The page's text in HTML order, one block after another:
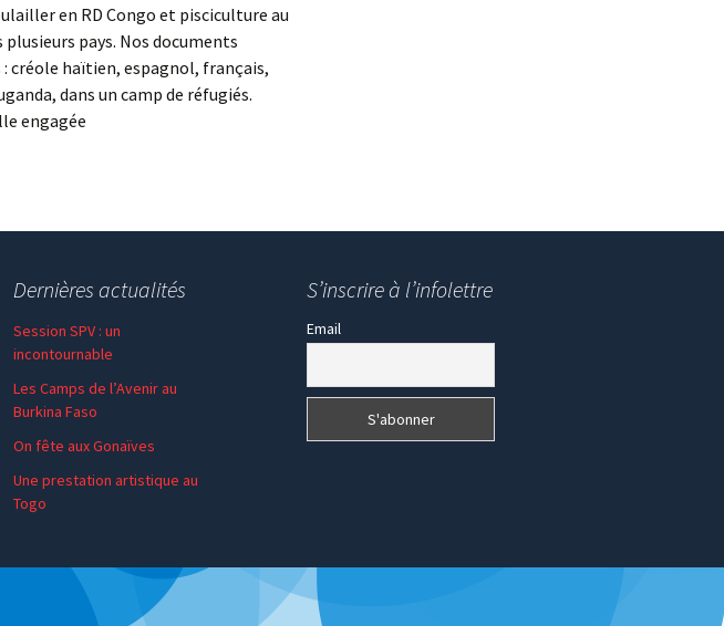
en RD Congo et pisciculture au
plusieurs pays. Nos documents
créole haïtien, espagnol, français,
dans un camp de réfugiés.
engagée
Dernières actualités
Session SPV : un
incontournable
Les Camps de l’Avenir au
Burkina Faso
On fête aux Gonaïves
Une prestation artistique au
Togo
S’inscrire à l’infolettre
Email